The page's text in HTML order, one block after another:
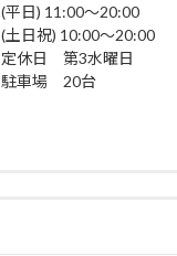
(平日) 11:00～20:00
(土日祝) 10:00～20:00
定休日 第3水曜日
駐車場 20台